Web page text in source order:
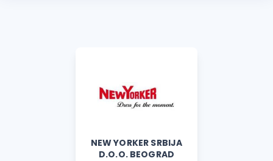
NEW YORKER SRBIJA
D.O.O. BEOGRAD